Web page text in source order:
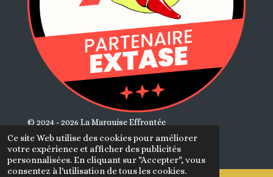
Ce site Web utilise des cookies pour améliorer
votre expérience et afficher des publicités
personnalisées. En cliquant sur "Accepter", vous
consentez à l'utilisation de tous les cookies.
© 2024 - 2026 La Marquise Effrontée
Propulsé parWebador